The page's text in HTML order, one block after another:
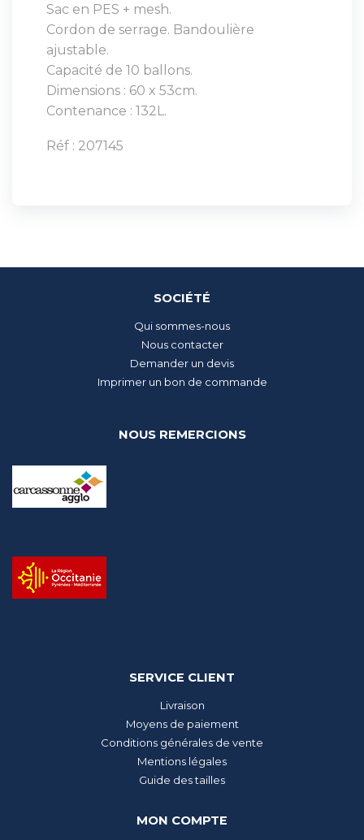
Sac en PES + mesh.
Cordon de serrage. Bandoulière
ajustable.
Capacité de 10 ballons.
Dimensions : 60 x 53cm.
Contenance : 132L.
Réf : 207145
SOCIÉTÉ
Qui sommes-nous
Nous contacter
Demander un devis
Imprimer un bon de commande
NOUS REMERCIONS
SERVICE CLIENT
Livraison
Moyens de paiement
Conditions générales de vente
Mentions légales
Guide des tailles
MON COMPTE